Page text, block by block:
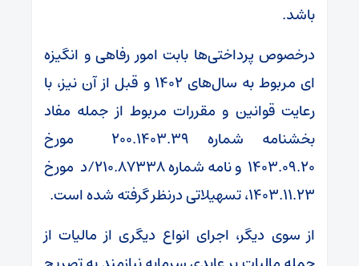
باشد.
درخصوص پرداختی‌ها بابت امور رفاهی و انگیزه
ای مربوط به سال‌های ۱۴۰۲ و قبل از آن نیز، با
رعایت قوانین و مقررات مربوط از جمله مفاد
بخشنامه شماره ۲۰۰.۱۴۰۳.۳۹ مورخ
۱۴۰۳.۰۹.۲۰ و نامه شماره ۲۱۰.۸۷۳۳۸/د مورخ
۱۴۰۳.۱۱.۲۳، تسهیلاتی درنظر گرفته شده است.
از سوی دیگر، اجرای انواع دیگری از مالیات از